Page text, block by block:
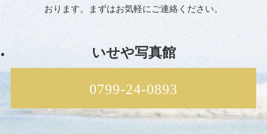
おります。まずはお気軽にご連絡ください。
いせや写真館
0799-24-0893